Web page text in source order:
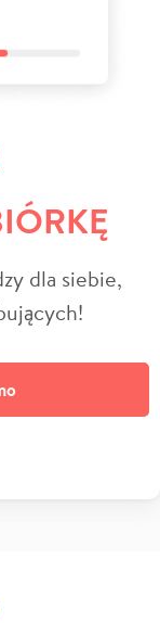
dla siebie,